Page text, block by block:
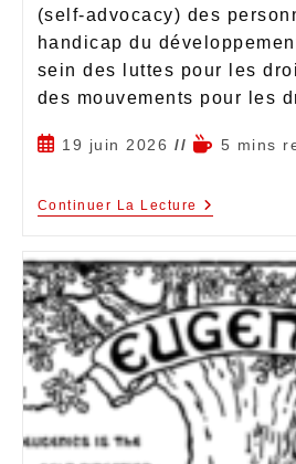
(self-advocacy) des
handicap du
sein des luttes pour les
des mouvements pour les
19 juin 2026 5 mins
Continuer La Lecture